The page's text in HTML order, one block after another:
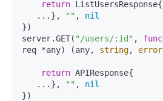
return ListUsersResponse{
   ...},
"" , nil
})
server.GET( "/users/:id" , func
req *any)
(any, string, error
return APIResponse{
   ...},
"" , nil
})